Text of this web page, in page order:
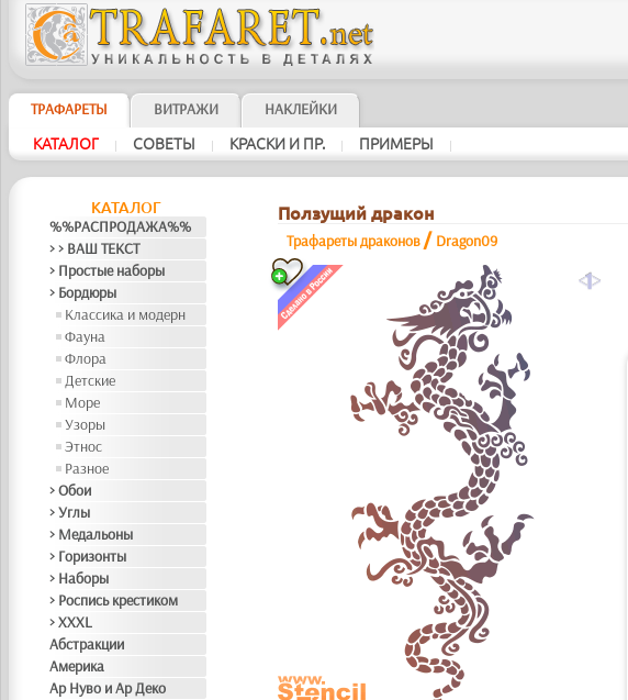
ТРАФАРЕТЫ ВИТРАЖИ НАКЛЕЙКИ
КАТАЛОГ | СОВЕТЫ | КРАСКИ И ПР. | ПРИМЕРЫ |
КАТАЛОГ
%%РАСПРОДАЖА%%
> > ВАШ ТЕКСТ
> Простые наборы
> Бордюры
Классика и модерн
Фауна
Флора
Детские
Море
Узоры
Этнос
Разное
> Обои
> Углы
> Медальоны
> Горизонты
> Наборы
> Роспись крестиком
> XXXL
Абстракции
Америка
Ар Нуво и Ар Деко
Ползущий дракон
Трафареты драконов / Dragon09
a